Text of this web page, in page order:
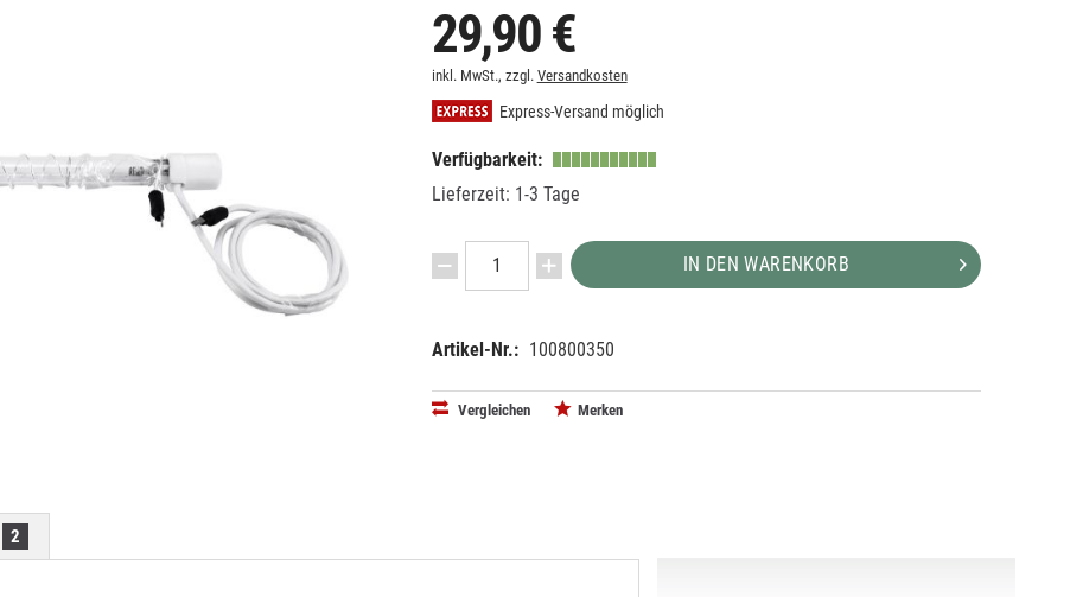
29,90 €
inkl. MwSt., zzgl. Versandkosten
Express-Versand möglich
Verfügbarkeit:
Lieferzeit: 1-3 Tage
IN DEN WARENKORB
Artikel-Nr.: 100800350
Vergleichen Merken
2